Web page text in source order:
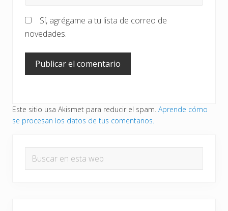
Sí, agrégame a tu lista de correo de
novedades.
Este sitio usa Akismet para reducir el spam. Aprende cómo
se procesan los datos de tus comentarios.
lateral
Buscar